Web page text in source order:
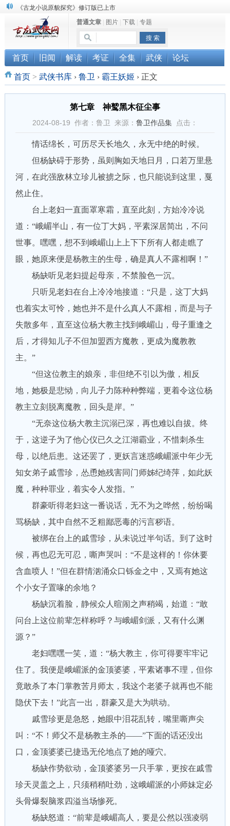
《古龙小说原貌探究》修订版已上市
顾雪衣《古龙武侠小说知见录》上市
“武侠书库”查缺补漏活动圆满结束
普通文章| 图片| 下载| 专题
首页 旧闻 解读 考证 全集 武侠 论坛
首页> 武侠书库 › 鲁卫 › 霸王妖姬 ›正文
第七章 神鹫黑木征尘事
2024-08-19 作者：鲁卫 来源： 鲁卫作品集点击：
情话绵长，可历尽天长地久，永无中绝的时候。
但杨缺碍于形势，虽则胸如天地日月，口若万里悬
河，在此强敌林立珍儿被掳之际，也只能说到这里，戛
然止住。
台上老妇一直面罩寒霜，直至此刻，方始冷冷说
道：“峨嵋半山，有一位丁大妈，平素深居简出，不问
世事。嘿嘿，想不到峨嵋山上上下下所有人都走瞧了
眼，她原来便是杨教主的生母，确是真人不露相啊！”
杨缺听见老妇提起母亲，不禁脸色一沉。
只听见老妇在台上冷冷地接道：“只是，这丁大妈
也着实太可怜，她也并不是什么真人不露相，而是与子
失散多年，直至这位杨大教主找到峨嵋山，母子重逢之
后，才得知儿子不但加盟西方魔教，更成为魔教教
主。”
“但这位教主的娘亲，非但绝不引以为傲，相反
地，她极是悲恸，向儿子力陈种种弊端，更着令这位杨
教主立刻脱离魔教，回头是岸。”
“无奈这位杨大教主沉溺已深，再也难以自拔。终
于，这逆子为了他心仪已久之江湖霸业，不惜刺杀生
母，以绝后患。这还罢了，更妖言迷惑峨嵋派中年少无
知女弟子戚雪珍，怂恿她残害同门师姊纪绮萍，如此妖
魔，种种罪业，着实令人发指。”
群豪听得老妇这一番说话，无不为之哗然，纷纷喝
骂杨缺，其中自然不乏粗鄙恶毒的污言秽语。
被绑在台上的戚雪珍，从未说过半句话。到了这时
候，再也忍无可忍，嘶声哭叫：“不是这样的！你休要
含血喷人！”但在群情汹涌众口铄金之中，又焉有她这
个小女子置喙的余地？
杨缺沉着脸，静候众人暄闹之声稍竭，始道：“敢
问台上这位前辈怎样称呼？与峨嵋剑派，又有什么渊
源？”
老妇嘿嘿一笑，道：“杨大教主，你可得要牢牢记
住了。我便是峨嵋派的金顶婆婆，平素诸事不理，但你
竟敢杀了本门掌教苦月师太，我这个老婆子就再也不能
隐伏下去！”此言一出，群豪又是大为哄动。
戚雪珍更是急怒，她眼中泪花乱转，嘴里嘶声尖
叫：“不！师父不是杨教主杀的——”下面的话还没出
口，金顶婆婆已捷迅无伦地点了她的哑穴。
杨缺作势欲动，金顶婆婆另一只手掌，更按在戚雪
珍天灵盖之上，只须稍稍吐劲，这峨嵋派的小师妹定必
头骨爆裂脑浆四溢当场惨死。
杨缺怒道：“前辈是峨嵋高人，要是公然以强凌弱